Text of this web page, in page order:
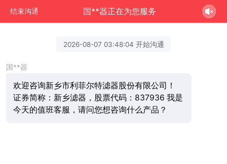
结束沟通 国**器正在为您服务
2026-08-07 03:48:04 开始沟通
国**器
欢迎咨询新乡市利菲尔特滤器股份有限公司！
证券简称：新乡滤器，股票代码：837936 我是
今天的值班客服，请问您想咨询什么产品？